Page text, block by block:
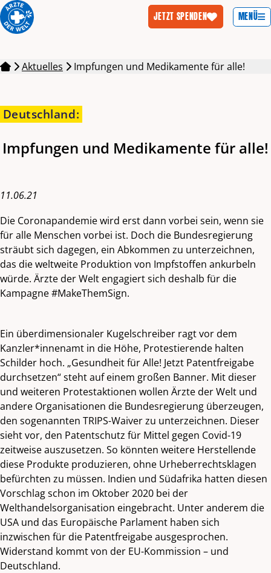
JETZT SPENDEN MENÜ
Aktuelles
Impfungen und Medikamente für alle!
Deutschland:
Impfungen und Medikamente für alle!
11.06.21
Die Coronapandemie wird erst dann vorbei sein, wenn sie
für alle Menschen vorbei ist. Doch die Bundesregierung
sträubt sich dagegen, ein Abkommen zu unterzeichnen,
das die weltweite Produktion von Impfstoffen ankurbeln
würde. Ärzte der Welt engagiert sich deshalb für die
Kampagne #MakeThemSign.
Ein überdimensionaler Kugelschreiber ragt vor dem
Kanzler*innenamt in die Höhe, Protestierende halten
Schilder hoch. „Gesundheit für Alle! Jetzt Patentfreigabe
durchsetzen“ steht auf einem großen Banner. Mit dieser
und weiteren Protestaktionen wollen Ärzte der Welt und
andere Organisationen die Bundesregierung überzeugen,
den sogenannten TRIPS-Waiver zu unterzeichnen. Dieser
sieht vor, den Patentschutz für Mittel gegen Covid-19
zeitweise auszusetzen. So könnten weitere Herstellende
diese Produkte produzieren, ohne Urheberrechtsklagen
befürchten zu müssen. Indien und Südafrika hatten diesen
Vorschlag schon im Oktober 2020 bei der
Welthandelsorganisation eingebracht. Unter anderem die
USA und das Europäische Parlament haben sich
inzwischen für die Patentfreigabe ausgesprochen.
Widerstand kommt von der EU-Kommission – und
Deutschland.